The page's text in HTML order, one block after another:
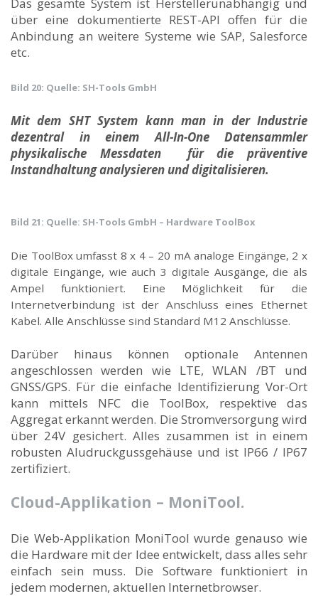
über eine dokumentierte REST-API offen für die
Anbindung an weitere Systeme wie SAP, Salesforce
etc.
Bild 20: Quelle: SH-Tools GmbH
Mit dem SHT System kann man in der Industrie
dezentral in einem All-In-One Datensammler
physikalische Messdaten für die präventive
Instandhaltung analysieren und digitalisieren.
Bild 21: Quelle: SH-Tools GmbH – Hardware ToolBox
Die ToolBox umfasst 8 x 4 – 20 mA analoge Eingänge, 2 x
digitale Eingänge, wie auch 3 digitale Ausgänge, die als
Ampel funktioniert. Eine Möglichkeit für die
Internetverbindung ist der Anschluss eines Ethernet
Kabel. Alle Anschlüsse sind Standard M12 Anschlüsse.
Darüber hinaus können optionale Antennen
angeschlossen werden wie LTE, WLAN /BT und
GNSS/GPS. Für die einfache Identifizierung Vor-Ort
kann mittels NFC die ToolBox, respektive das
Aggregat erkannt werden. Die Stromversorgung wird
über 24V gesichert. Alles zusammen ist in einem
robusten Aludruckgussgehäuse und ist IP66 / IP67
zertifiziert.
Cloud-Applikation – MoniTool.
Die Web-Applikation MoniTool wurde genauso wie
die Hardware mit der Idee entwickelt, dass alles sehr
einfach sein muss. Die Software funktioniert in
jedem modernen, aktuellen Internetbrowser.